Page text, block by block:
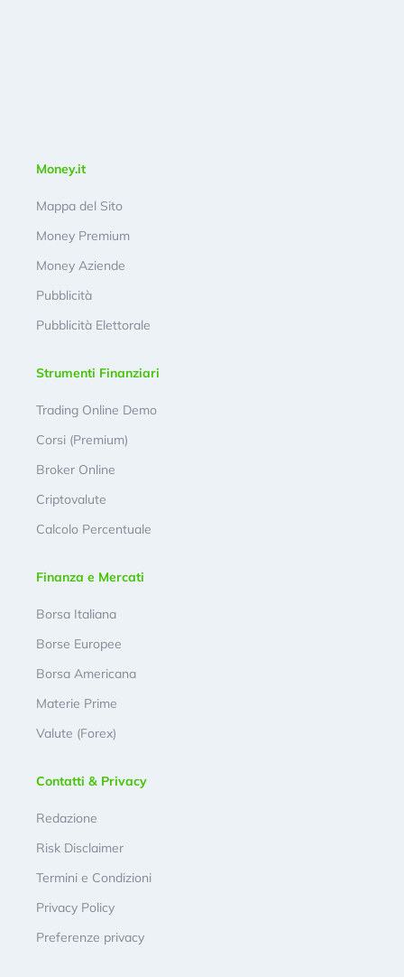
Money.it
Mappa del Sito
Money Premium
Money Aziende
Pubblicità
Pubblicità Elettorale
Strumenti Finanziari
Trading Online Demo
Corsi (Premium)
Broker Online
Criptovalute
Calcolo Percentuale
Finanza e Mercati
Borsa Italiana
Borse Europee
Borsa Americana
Materie Prime
Valute (Forex)
Contatti & Privacy
Redazione
Risk Disclaimer
Termini e Condizioni
Privacy Policy
Preferenze privacy